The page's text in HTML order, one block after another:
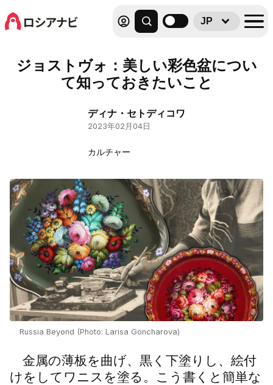
JP
ジョストヴォ：美しい彩色盆につい
て知っておきたいこと
ディナ・セトディコワ
2023年02月04日
カルチャー
Russia Beyond (Photo: Larisa Goncharova)
金属の薄板を曲げ、黒く下塗りし、絵付
けをしてワニスを塗る。こう書くと簡単な